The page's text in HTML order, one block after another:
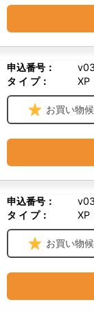
申込番号：
タ イ プ：
XP
お買い物
申込番号：
タ イ プ：
XP
お買い物